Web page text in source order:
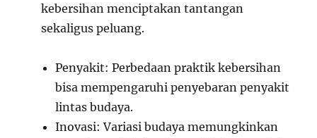
kebersihan menciptakan tantangan
sekaligus peluang.
Penyakit: Perbedaan praktik kebersihan
bisa mempengaruhi penyebaran penyakit
lintas budaya.
Inovasi: Variasi budaya memungkinkan